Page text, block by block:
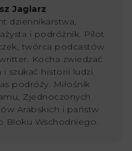
Jaglarz
dziennikarstwa,
i podróżnik. Pilot
twórca podcastów
Kocha zwiedzać
i szukać historii ludzi
podróży. Miłośnik
Zjednoczonych
Arabskich i państw
Bloku Wschodniego.